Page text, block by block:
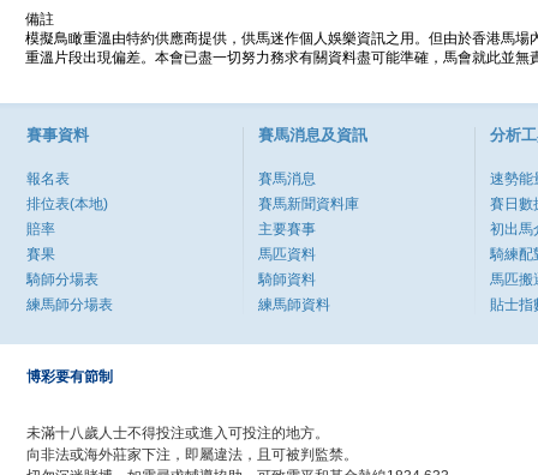
備註
模擬鳥瞰重溫由特約供應商提供，供馬迷作個人娛樂資訊之用。但由於香港馬
重溫片段出現偏差。本會已盡一切努力務求有關資料盡可能準確，馬會就此並
賽事資料
報名表
排位表(本地)
賠率
賽果
騎師分場表
練馬師分場表
賽馬消息及資訊
賽馬消息
賽馬新聞資料庫
主要賽事
馬匹資料
騎師資料
練馬師資料
分析
速勢能
賽日數
初出馬
騎練配
馬匹搬
貼士指
博彩要有節制
未滿十八歲人士不得投注或進入可投注的地方。
向非法或海外莊家下注，即屬違法，且可被判監禁。